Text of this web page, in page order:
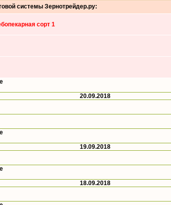
системы Зернотрейдер.ру:
сорт 1
20.09.2018
19.09.2018
18.09.2018